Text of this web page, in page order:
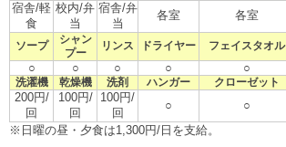
宿舎/軽
食
校内/弁
当
宿舎/弁
当
各室 各室
ソープ
シャン
プー
リンス ドライヤー フェイスタオル
○ ○ ○ ○ ○
洗濯機 乾燥機 洗剤 ハンガー クローゼット
200円/
回
100円/
回
100円/
回
○ ○
※日曜の昼・夕食は1,300円/日を支給。